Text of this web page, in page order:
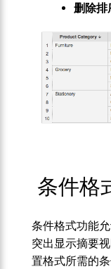
删除排
条件格
条件格式功能
突出显示摘要
置格式所需的